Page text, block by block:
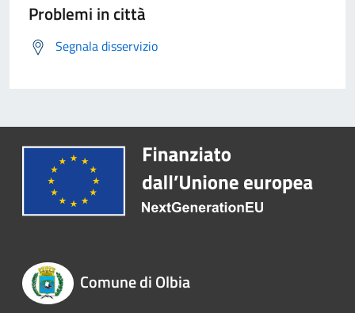
Problemi in città
Segnala disservizio
Comune di Olbia